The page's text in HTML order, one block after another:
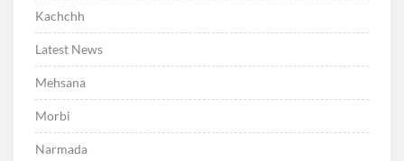
Kachchh
Latest News
Mehsana
Morbi
Narmada